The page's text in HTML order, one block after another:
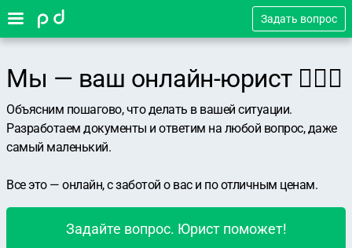
Задать вопрос
Мы — ваш онлайн-юрист 👨🏻‍⚖️
Объясним пошагово, что делать в вашей ситуации.
Разработаем документы и ответим на любой вопрос, даже
самый маленький.
Все это — онлайн, с заботой о вас и по отличным ценам.
Задайте вопрос. Юрист поможет!